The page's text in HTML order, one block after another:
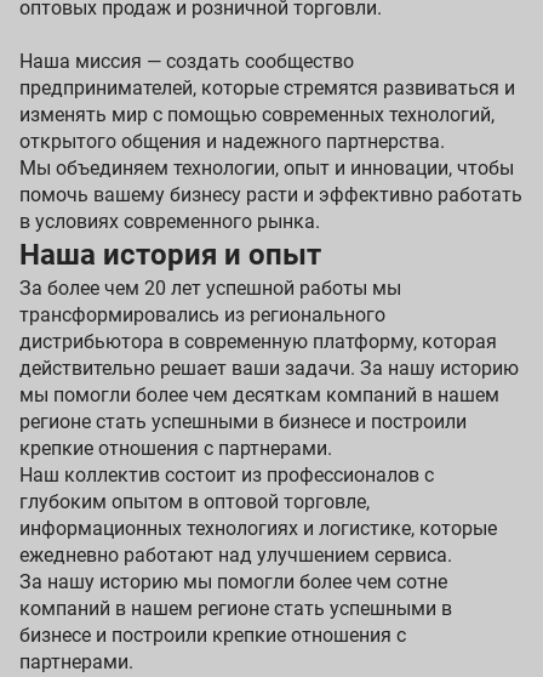
оптовых продаж и розничной торговли.
Наша миссия — создать сообщество
предпринимателей, которые стремятся развиваться и
изменять мир с помощью современных технологий,
открытого общения и надежного партнерства.
Мы объединяем технологии, опыт и инновации, чтобы
помочь вашему бизнесу расти и эффективно работать
в условиях современного рынка.
Наша история и опыт
За более чем 20 лет успешной работы мы
трансформировались из регионального
дистрибьютора в современную платформу, которая
действительно решает ваши задачи. За нашу историю
мы помогли более чем десяткам компаний в нашем
регионе стать успешными в бизнесе и построили
крепкие отношения с партнерами.
Наш коллектив состоит из профессионалов с
глубоким опытом в оптовой торговле,
информационных технологиях и логистике, которые
ежедневно работают над улучшением сервиса.
За нашу историю мы помогли более чем сотне
компаний в нашем регионе стать успешными в
бизнесе и построили крепкие отношения с
партнерами.